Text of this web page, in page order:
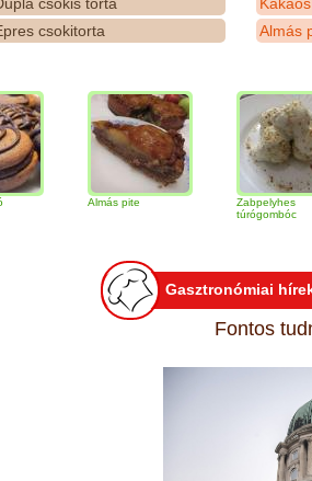
csokitorta
Almás
Zabpelyhes
túrógombóc
Gasztronómiai
Fontos